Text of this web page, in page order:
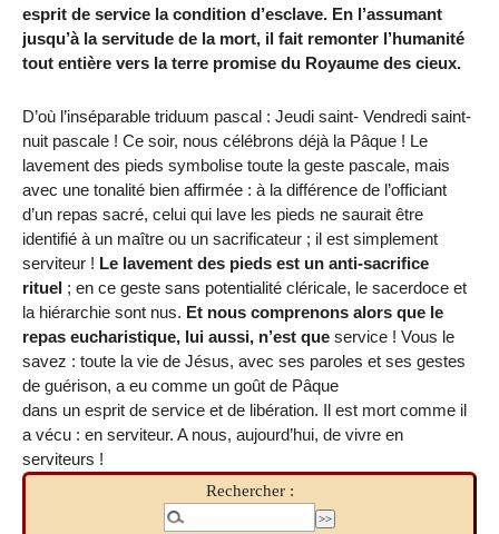
esprit de service la condition d’esclave. En l’assumant
jusqu’à la servitude de la mort, il fait remonter l’humanité
tout entière vers la terre promise du Royaume des cieux.
D’où l’inséparable triduum pascal : Jeudi saint- Vendredi saint-
nuit pascale ! Ce soir, nous célébrons déjà la Pâque ! Le
lavement des pieds symbolise toute la geste pascale, mais
avec une tonalité bien affirmée : à la différence de l’officiant
d’un repas sacré, celui qui lave les pieds ne saurait être
identifié à un maître ou un sacrificateur ; il est simplement
serviteur ! Le lavement des pieds est un anti-sacrifice
rituel ; en ce geste sans potentialité cléricale, le sacerdoce et
la hiérarchie sont nus. Et nous comprenons alors que le
repas eucharistique, lui aussi, n’est que service ! Vous le
savez : toute la vie de Jésus, avec ses paroles et ses gestes
de guérison, a eu comme un goût de Pâque
dans un esprit de service et de libération. Il est mort comme il
a vécu : en serviteur. A nous, aujourd’hui, de vivre en
serviteurs !
Rechercher :